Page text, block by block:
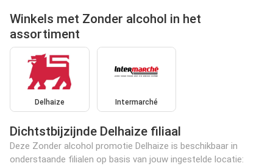
Winkels met Zonder alcohol in het
assortiment
Delhaize Intermarché
Dichtstbijzijnde Delhaize filiaal
Deze Zonder alcohol promotie Delhaize is beschikbaar in
onderstaande filialen op basis van jouw ingestelde locatie: